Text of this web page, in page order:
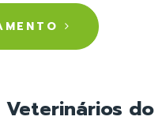
Veterinários do